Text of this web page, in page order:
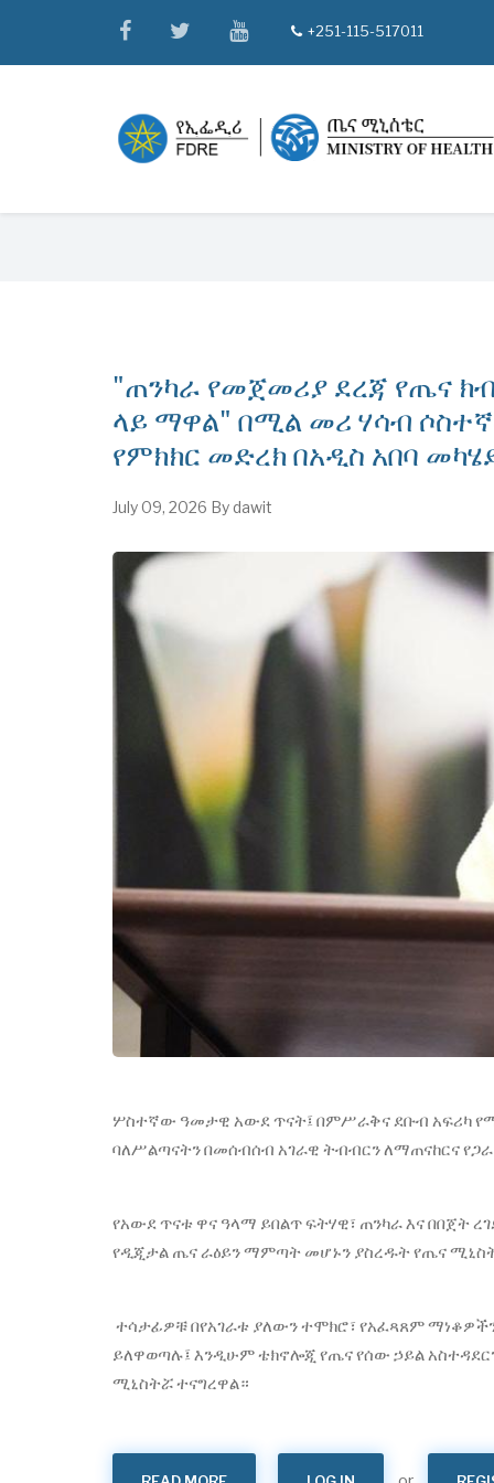
main
facebooktwitteryoutube
tel+251-115-517011
"ጠንካራ የመጀመሪያ ደረጃ የጤና
ላይ ማዋል" በሚል መሪ ሃሳብ
የምክክር መድረክ በአዲስ አበባ
July 09, 2026 By dawit
ሦስተኛው ዓመታዊ አውደ ጥናት፤ በምሥራቅና ደቡብ አፍሪካ
ባለሥልጣናትን በመሰብሰብ አገራዊ ትብብርን ለማጠናከርና
የአውደ ጥናቱ ዋና ዓላማ ይበልጥ ፍትሃዊ፣ ጠንካራ እና በበጀት
የዲጂታል ጤና ራዕይን ማምጣት መሆኑን ያስረዱት የጤና
ተሳታፊዎቹ በየአገራቱ ያለውን ተሞክሮ፣ የአፈጻጸም
ይለዋወጣሉ፤ እንዲሁም ቴክኖሎጂ የጤና የሰው ኃይል
ሚኒስትሯ ተናግረዋል።